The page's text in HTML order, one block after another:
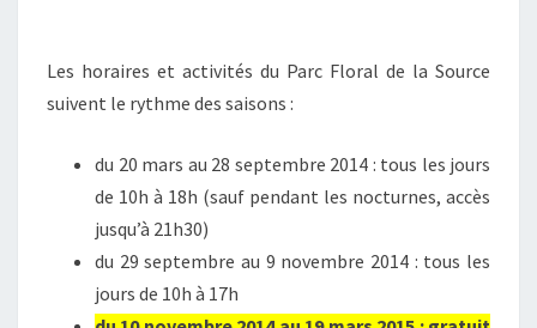
Les horaires et activités du Parc Floral de la Source
suivent le rythme des saisons :
du 20 mars au 28 septembre 2014 : tous les jours
de 10h à 18h (sauf pendant les nocturnes, accès
jusqu’à 21h30)
du 29 septembre au 9 novembre 2014 : tous les
jours de 10h à 17h